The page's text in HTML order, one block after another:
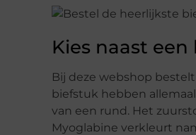
Kies naast
Bij deze webshop
biefstuk hebben
van een rund. Het
Myoglabine verkleurt